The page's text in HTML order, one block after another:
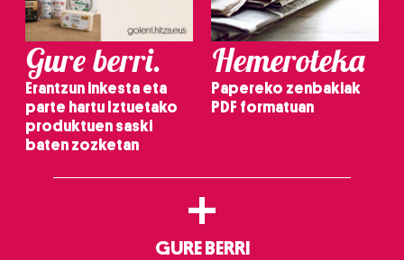
Gure berri.
Erantzun inkesta eta
parte hartu Iztuetako
produktuen saski
baten zozketan
Hemeroteka
Papereko zenbakiak
PDF formatuan
+
GURE BERRI